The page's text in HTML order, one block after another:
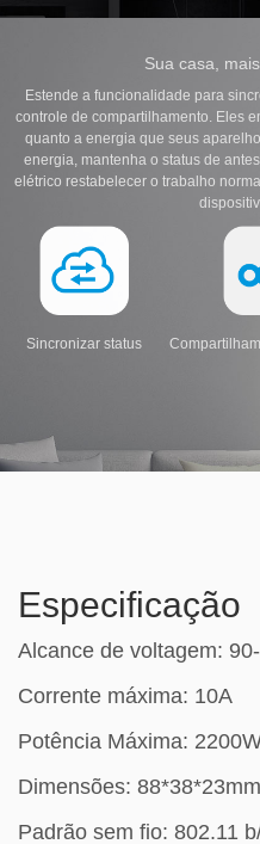
Sua casa,
Estende a funcionalidade para
controle de compartilhamento. Eles
quanto a energia que seus
energia, mantenha o status de
elétrico restabelecer o trabalho
Sincronizar status
Especificação
Alcance de voltagem:
Corrente máxima: 10A
Potência Máxima:
Dimensões:
Padrão sem fio: 802.11